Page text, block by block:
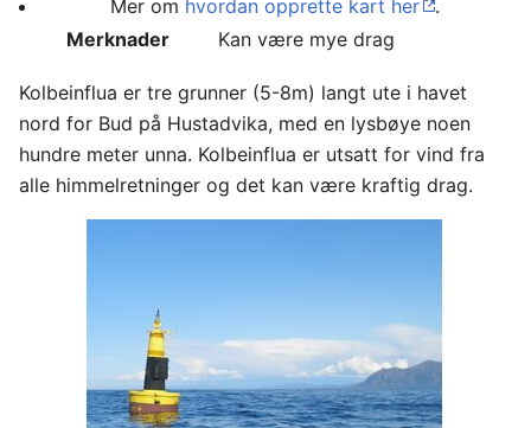
Mer om hvordan opprette kart her
.
Merknader
Kan være mye drag
Kolbeinflua er tre grunner (5-8m) langt ute i havet
nord for Bud på Hustadvika, med en lysbøye noen
hundre meter unna. Kolbeinflua er utsatt for vind fra
alle himmelretninger og det kan være kraftig drag.